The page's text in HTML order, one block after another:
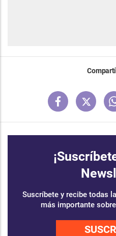
Suscríbete y recibe todas
más importante